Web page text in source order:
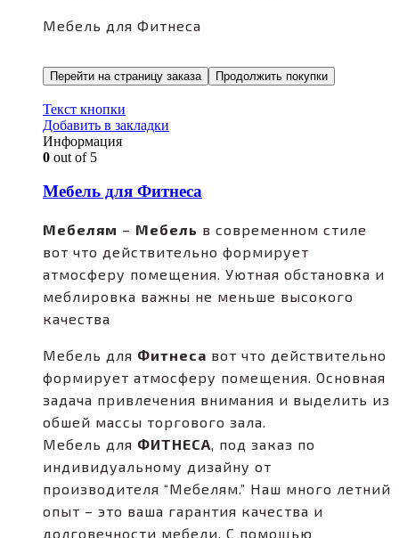
Мебель для Фитнеса
Перейти на страницу заказа Продолжить покупки
Текст кнопки
Добавить в закладки
Информация
0 out of 5
Мебель для Фитнеса
Мебелям – Мебель в современном стиле
вот что действительно формирует
атмосферу помещения. Уютная обстановка и
меблировка важны не меньше высокого
качества
Мебель для Фитнеса вот что действительно
формирует атмосферу помещения. Основная
задача привлечения внимания и выделить из
обшей массы торгового зала.
Мебель для ФИТНЕСА, под заказ по
индивидуальному дизайну от
производителя “Мебелям.” Наш много летний
опыт – это ваша гарантия качества и
долговечности мебели. С помощью